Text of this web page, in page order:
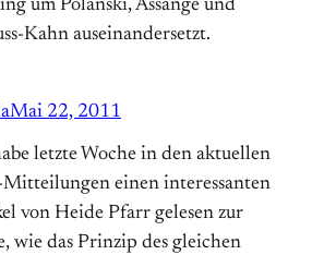
um Polanski, Assange und
Kahn auseinandersetzt.
Mai 22, 2011
letzte Woche in den aktuellen
einen interessanten
von Heide Pfarr gelesen zur
wie das Prinzip des gleichen